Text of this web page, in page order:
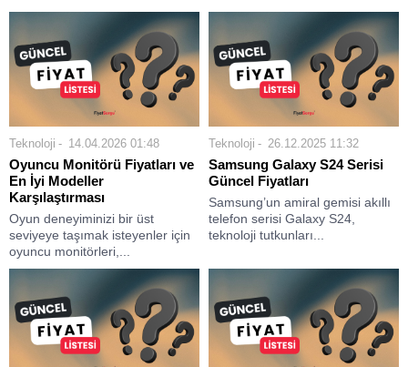
Teknoloji 14.04.2026 01:48
Oyuncu Monitörü Fiyatları ve
En İyi Modeller
Karşılaştırması
Oyun deneyiminizi bir üst
seviyeye taşımak isteyenler için
oyuncu monitörleri,...
Teknoloji 26.12.2025 11:32
Samsung Galaxy S24 Serisi
Güncel Fiyatları
Samsung’un amiral gemisi akıllı
telefon serisi Galaxy S24,
teknoloji tutkunları...